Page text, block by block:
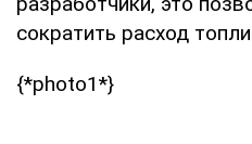
сократить расход
{*photo1*}